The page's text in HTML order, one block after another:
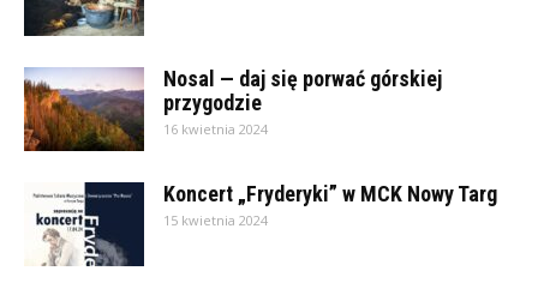
Nosal — daj się porwać górskiej
przygodzie
16 kwietnia 2024
Koncert „Fryderyki” w MCK Nowy Targ
15 kwietnia 2024